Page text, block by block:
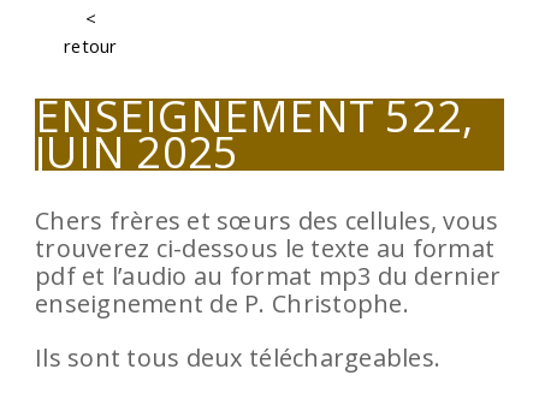
<
retour
ENSEIGNEMENT 522,
JUIN 2025
Chers frères et sœurs des cellules, vous
trouverez ci-dessous le texte au format
pdf et l’audio au format mp3 du dernier
enseignement de P. Christophe.
Ils sont tous deux téléchargeables.